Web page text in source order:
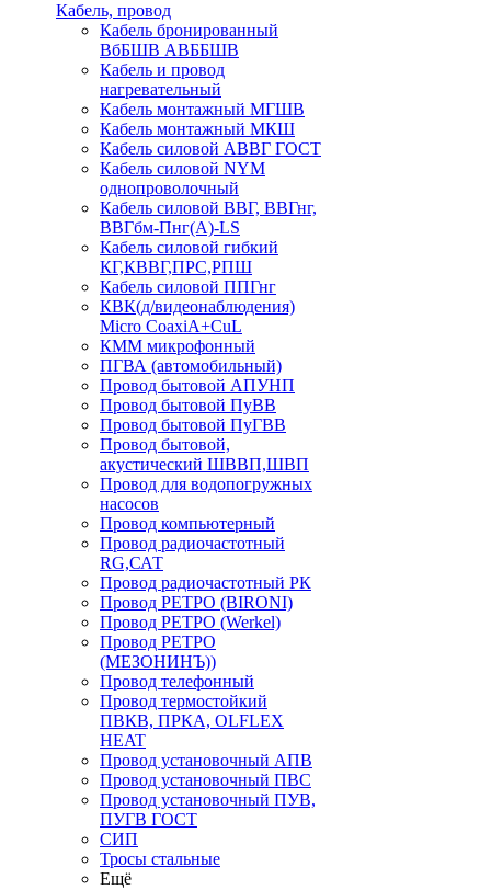
Кабель, провод
Кабель бронированный
ВбБШВ АВББШВ
Кабель и провод
нагревательный
Кабель монтажный МГШВ
Кабель монтажный МКШ
Кабель силовой АВВГ ГОСТ
Кабель силовой NYM
однопроволочный
Кабель силовой ВВГ, ВВГнг,
ВВГбм-Пнг(А)-LS
Кабель силовой гибкий
КГ,КВВГ,ПРС,РПШ
Кабель силовой ППГнг
КВК(д/видеонаблюдения)
Micro CoaxiA+CuL
КММ микрофонный
ПГВА (автомобильный)
Провод бытовой АПУНП
Провод бытовой ПуВВ
Провод бытовой ПуГВВ
Провод бытовой,
акустический ШВВП,ШВП
Провод для водопогружных
насосов
Провод компьютерный
Провод радиочастотный
RG,САТ
Провод радиочастотный РК
Провод РЕТРО (BIRONI)
Провод РЕТРО (Werkel)
Провод РЕТРО
(МЕЗОНИНЪ))
Провод телефонный
Провод термостойкий
ПВКВ, ПРКА, OLFLEX
HEAT
Провод установочный АПВ
Провод установочный ПВС
Провод установочный ПУВ,
ПУГВ ГОСТ
СИП
Тросы стальные
Ещё